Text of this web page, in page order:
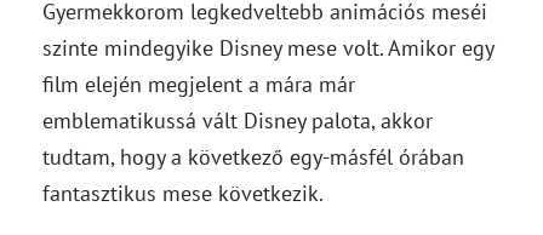
Gyermekkorom legkedveltebb animációs meséi
szinte mindegyike Disney mese volt. Amikor egy
film elején megjelent a mára már
emblematikussá vált Disney palota, akkor
tudtam, hogy a következő egy-másfél órában
fantasztikus mese következik.